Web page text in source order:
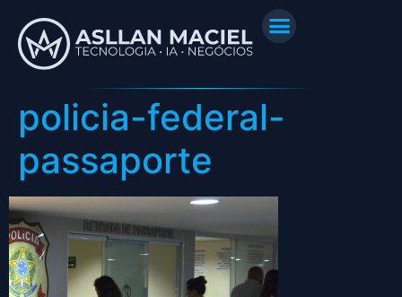
policia-federal-
passaporte